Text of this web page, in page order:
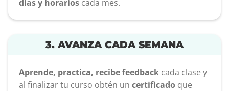
días y horarios cada mes.
3. AVANZA CADA SEMANA
Aprende, practica, recibe feedback cada clase y
al finalizar tu curso obtén un certificado que